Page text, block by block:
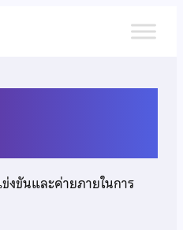
งขันและค่ายภายในการ